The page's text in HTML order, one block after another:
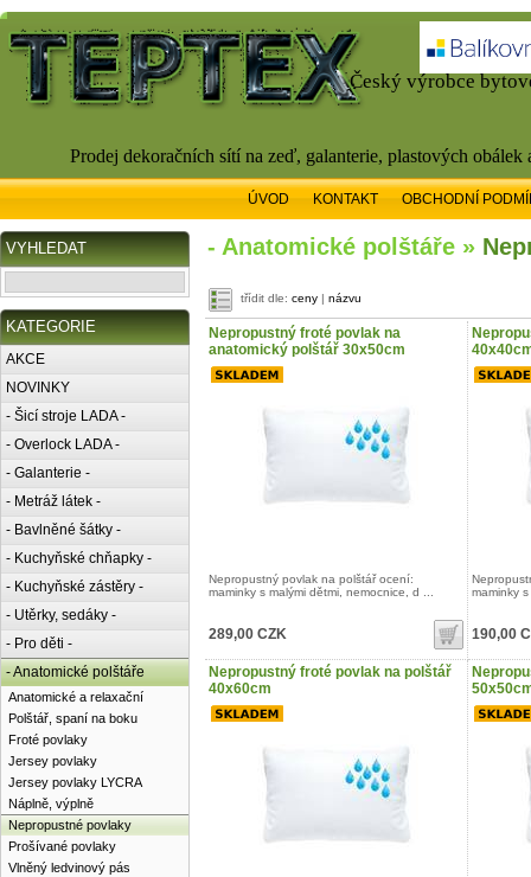
Český výrobce
Prodej dekoračních sítí na zeď, galanterie, plastových
ÚVOD KONTAKT OBCHODNÍ
VYHLEDAT
KATEGORIE
AKCE
NOVINKY
- Šicí stroje LADA -
- Overlock LADA -
- Galanterie -
- Metráž látek -
- Bavlněné šátky -
- Kuchyňské chňapky -
- Kuchyňské zástěry -
- Utěrky, sedáky -
- Pro děti -
- Anatomické polštáře
Anatomické a relaxační
Polštář, spaní na boku
Froté povlaky
Jersey povlaky
Jersey povlaky LYCRA
Náplně, výplně
Nepropustné povlaky
Prošívané povlaky
Vlněný ledvinový pás
- Anatomické polštáře »
třídit dle: ceny | názvu
Nepropustný froté povlak na
anatomický polštář 30x50cm
Nepropustný povlak na polštář ocení:
maminky s malými dětmi, nemocnice, d ...
289,00 CZK
maminky
190,00
Nepropustný froté povlak na polštář
40x60cm